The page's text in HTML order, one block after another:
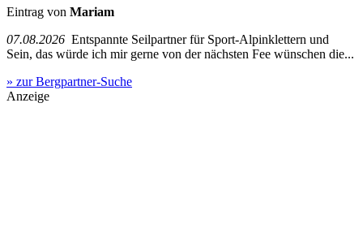
Eintrag von Mariam
07.08.2026 Entspannte Seilpartner für Sport-Alpinklettern und
Sein, das würde ich mir gerne von der nächsten Fee wünschen die...
» zur Bergpartner-Suche
Anzeige